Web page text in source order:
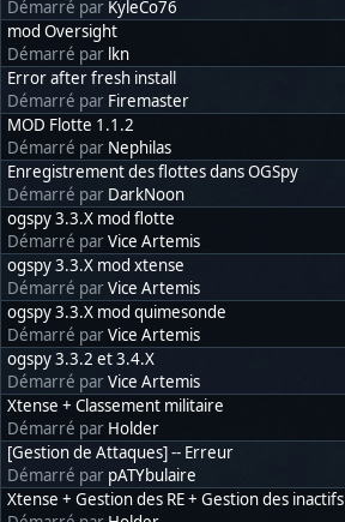
Démarré par KyleCo76
mod Oversight
Démarré par lkn
Error after fresh install
Démarré par Firemaster
MOD Flotte 1.1.2
Démarré par Nephilas
Enregistrement des flottes dans OGSpy
Démarré par DarkNoon
ogspy 3.3.X mod flotte
Démarré parVice Artemis
ogspy 3.3.X mod xtense
Démarré parVice Artemis
ogspy 3.3.X mod quimesonde
Démarré parVice Artemis
ogspy 3.3.2 et 3.4.X
Démarré parVice Artemis
Xtense + Classement militaire
Démarré par Holder
[Gestion de Attaques] -- Erreur
Démarré par pATYbulaire
Xtense + Gestion des RE + Gestion des inactifs